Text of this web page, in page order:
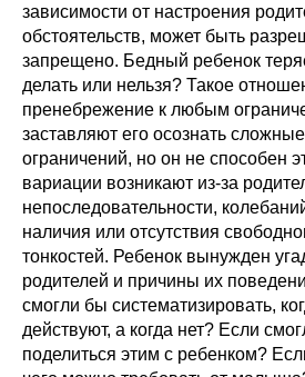
зависимости от настроения
обстоятельств, может быть
запрещено. Бедный ребенок
делать или нельзя? Такое
пренебрежение к любым
заставляют его осознать
ограничений, но он не способен
вариации возникают из-за
непоследовательности,
наличия или отсутствия
тонкостей. Ребенок вынужден
родителей и причины их
смогли бы систематизировать,
действуют, а когда нет? Если
поделиться этим с ребенком?